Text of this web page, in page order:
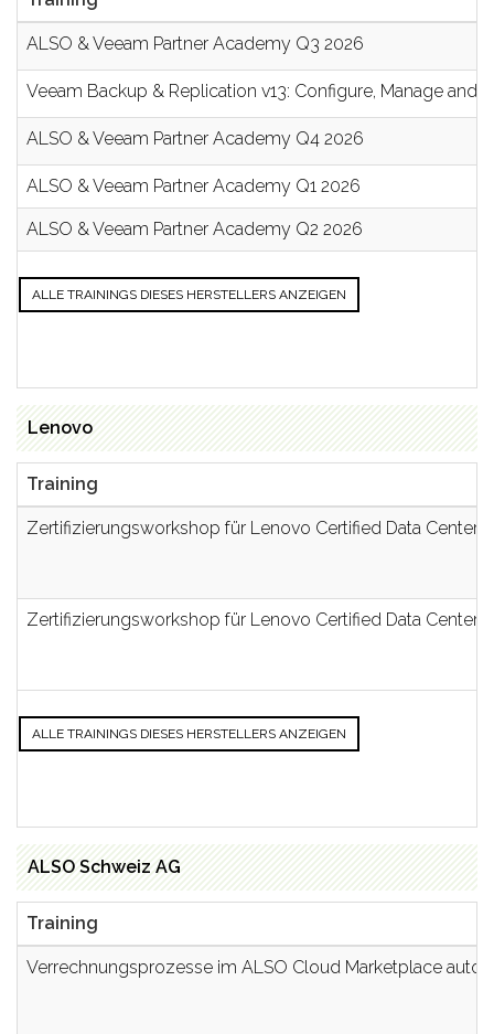
ALSO & Veeam Partner Academy Q3 2026
Veeam Backup & Replication v13: Configure, Manage and
ALSO & Veeam Partner Academy Q4 2026
ALSO & Veeam Partner Academy Q1 2026
ALSO & Veeam Partner Academy Q2 2026
ALLE TRAININGS DIESES HERSTELLERS ANZEIGEN
Lenovo
Training
Zertifizierungsworkshop für Lenovo Certified Data Center
Zertifizierungsworkshop für Lenovo Certified Data Center
ALLE TRAININGS DIESES HERSTELLERS ANZEIGEN
ALSO Schweiz AG
Training
Verrechnungsprozesse im ALSO Cloud Marketplace